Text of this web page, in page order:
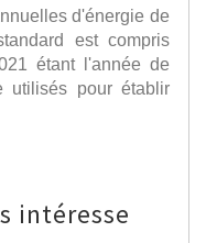
d'énergie de
est compris
étant l'année de
utilisés pour établir
intéresse